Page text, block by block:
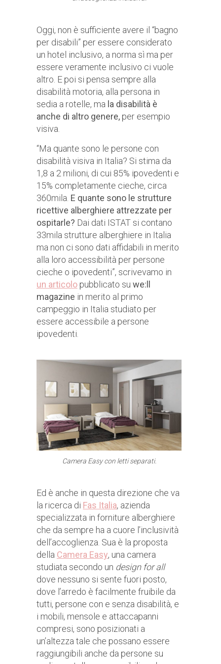
Oggi, non è sufficiente avere il “bagno
per disabili” per essere considerato
un hotel inclusivo, a norma sì ma per
essere veramente inclusivo ci vuole
altro. E poi si pensa sempre alla
disabilità motoria, alla persona in
sedia a rotelle, ma la disabilità è
anche di altro genere,per esempio
visiva.
“Ma quante sono le persone con
disabilità visiva in Italia? Si stima da
1,8 a 2 milioni, di cui 85% ipovedenti e
15% completamente cieche, circa
360mila. E quante sono le strutture
ricettive alberghiere attrezzate per
ospitarle? Dai dati ISTAT si contano
33mila strutture alberghiere in Italia
ma non ci sono dati affidabili in merito
alla loro accessibilità per persone
cieche o ipovedenti”, scrivevamo in
un articolopubblicato su we:ll
magazine in merito al primo
campeggio in Italia studiato per
essere accessibile a persone
ipovedenti.
Camera Easy con letti separati.
Ed è anche in questa direzione che va
la ricerca di Fas Italia, azienda
specializzata in forniture alberghiere
che da sempre ha a cuore l’inclusività
dell’accoglienza. Sua è la proposta
della Camera Easy, una camera
studiata secondo un design for all
dove nessuno si sente fuori posto,
dove l’arredo è facilmente fruibile da
tutti, persone con e senza disabilità, e
i mobili, mensole e attaccapanni
compresi, sono posizionati a
un’altezza tale che possano essere
raggiungibili anche da persone su